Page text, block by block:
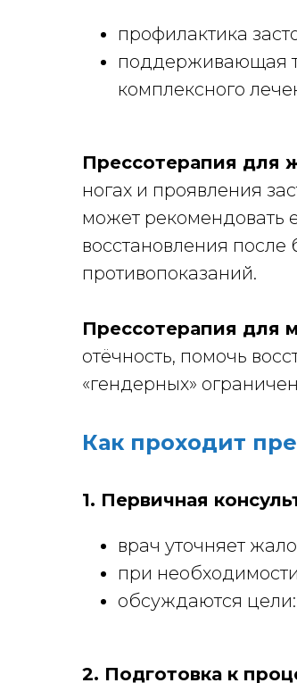
профилактика
поддерживающая
комплексного
Прессотерапия для
ногах и проявления
может рекомендовать
восстановления после
противопоказаний.
Прессотерапия для
отёчность, помочь
«гендерных»
Как проходит
1. Первичная
врач уточняет
при
обсуждаются
2. Подготовка к